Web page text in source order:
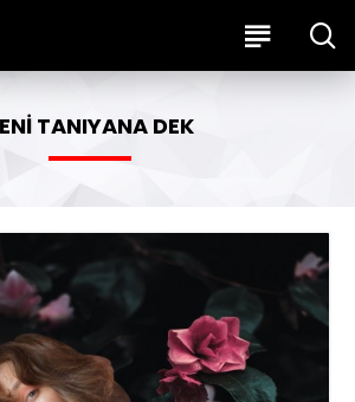
TANIYANA DEK